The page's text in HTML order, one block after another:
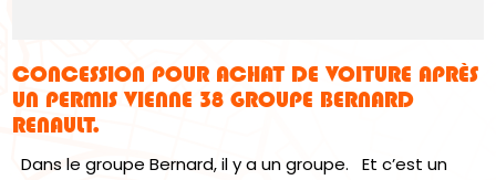
CONCESSION POUR ACHAT DE VOITURE APRÈS
UN PERMIS VIENNE 38 GROUPE BERNARD
RENAULT.
Dans le groupe Bernard, il y a un groupe. Et c’est un